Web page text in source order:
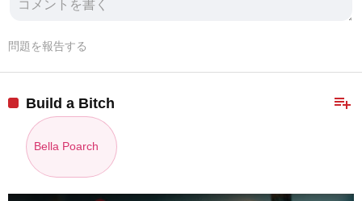
問題を報告する
playlist_add
Build a Bitch
Bella Poarch